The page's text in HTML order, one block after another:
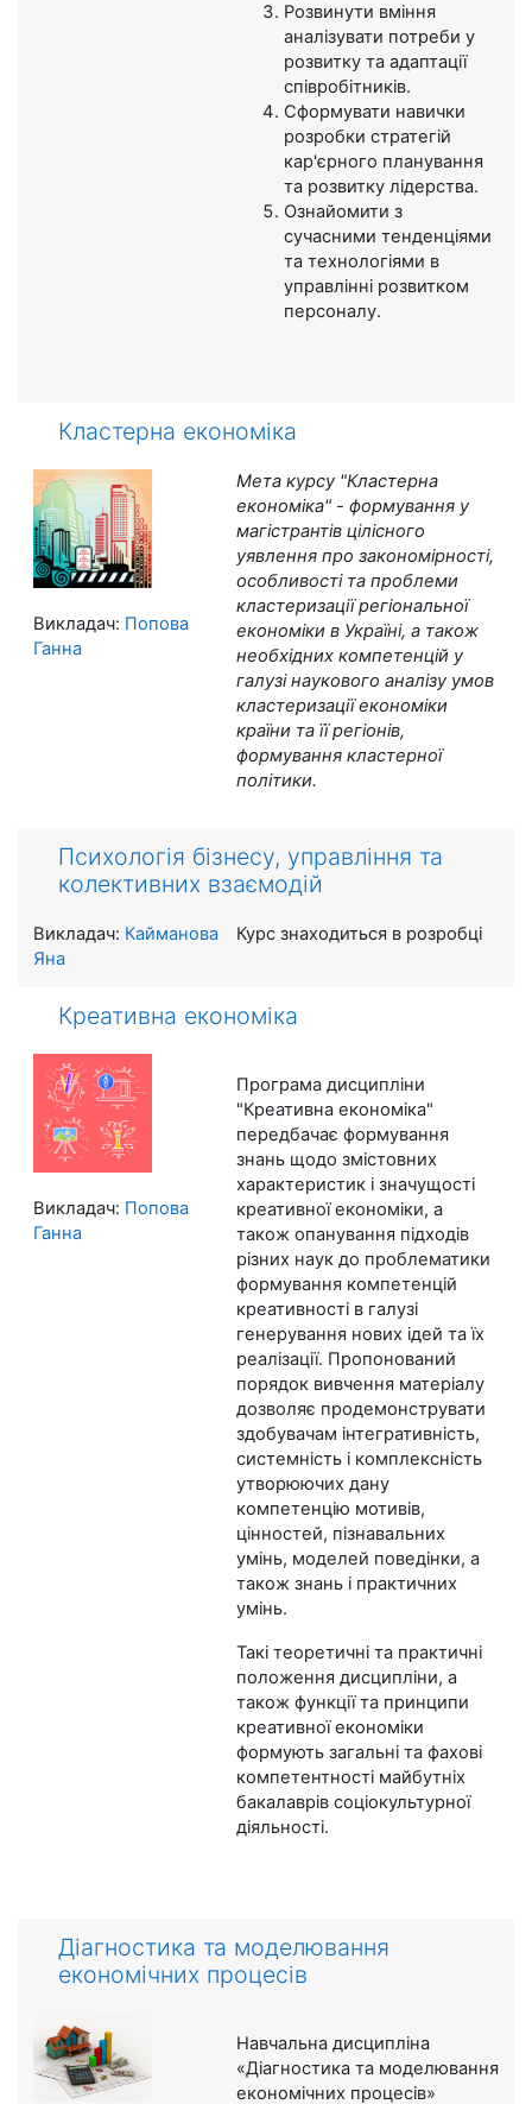
Розвинути вміння
аналізувати потреби у
розвитку та адаптації
співробітників.
Сформувати навички
розробки стратегій
кар'єрного планування
та розвитку лідерства.
Ознайомити з
сучасними тенденціями
та технологіями в
управлінні розвитком
персоналу.
Кластерна економіка
Мета курсу "Кластерна
економіка" - формування у
магістрантів цілісного
уявлення про закономірності,
особливості та проблеми
кластеризації регіональної
економіки в Україні, а також
необхідних компетенцій у
галузі наукового аналізу умов
кластеризації економіки
країни та її регіонів,
формування кластерної
політики.
Викладач: Попова
Ганна
Психологія бізнесу, управління та
колективних взаємодій
Курс знаходиться в розробці
Викладач: Кайманова
Яна
Креативна економіка
Програма дисципліни
"Креативна економіка"
передбачає формування
знань щодо змістовних
характеристик і значущості
креативної економіки, а
також опанування підходів
різних наук до проблематики
формування компетенцій
креативності в галузі
генерування нових ідей та їх
реалізації. Пропонований
порядок вивчення матеріалу
дозволяє продемонструвати
здобувачам інтегративність,
системність і комплексність
утворюючих дану
компетенцію мотивів,
цінностей, пізнавальних
умінь, моделей поведінки, а
також знань і практичних
умінь.
Такі теоретичні та практичні
положення дисципліни, а
також функції та принципи
креативної економіки
формують загальні та фахові
компетентності майбутніх
бакалаврів соціокультурної
діяльності.
Викладач: Попова
Ганна
Діагностика та моделювання
економічних процесів
Навчальна дисципліна
«Діагностика та моделювання
економічних процесів»